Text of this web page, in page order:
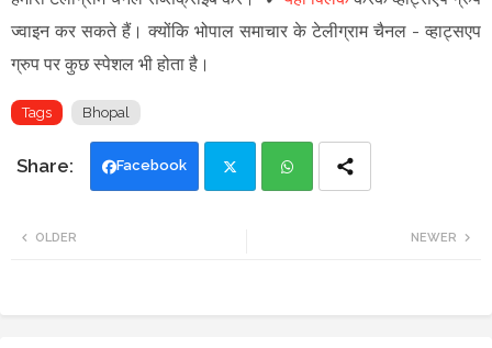
ज्वाइन कर सकते हैं। क्योंकि भोपाल समाचार के टेलीग्राम चैनल - व्हाट्सएप
ग्रुप पर कुछ स्पेशल भी होता है।
Tags Bhopal
Facebook
NEWER
OLDER